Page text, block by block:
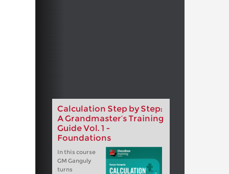
Calculation Step by Step:
A Grandmaster’s Training
Guide Vol. 1 -
Foundations
In this course
GM Ganguly
turns